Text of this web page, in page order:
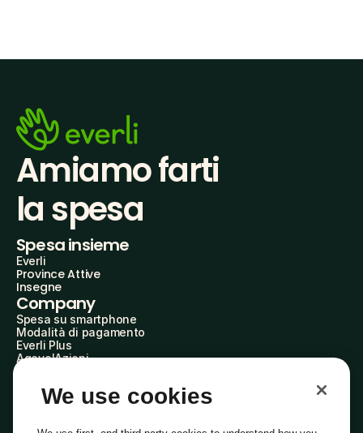
Amiamo farti
la spesa
Spesa insieme
Everli
Province Attive
Insegne
Company
Spesa su smartphone
Modalità di pagamento
Everli Plus
AgevolAzioni
Everli Shoppers
Scopri chi siamo
We use cookies